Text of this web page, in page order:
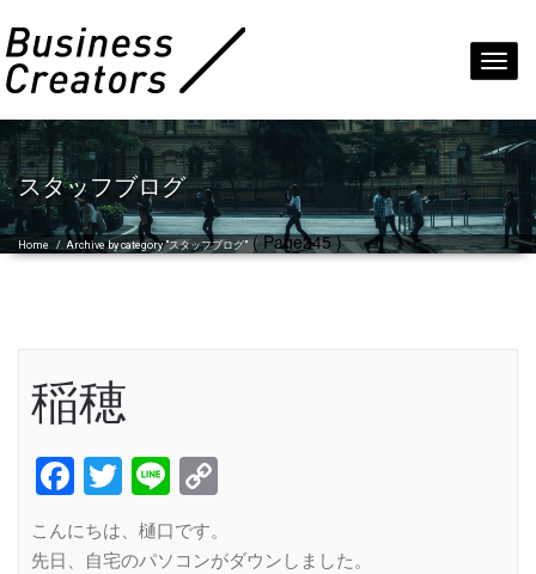
スタッフブログ
Home /Archive by category "スタッフブログ"( Page245 )
稲穂
Facebook
Twitter
Line
こんにちは、樋口です。
先日、自宅のパソコンがダウンしました。